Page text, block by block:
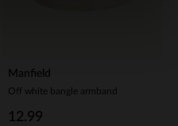
Manfield
Off white bangle armband
12.99